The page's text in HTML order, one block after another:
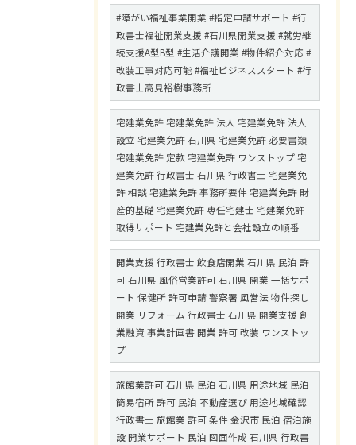
#障がい福祉事業開業 #指定申請サポート #行
政書士福祉開業支援 #石川県開業支援 #就労継
続支援A型B型 #生活介護開業 #物件紹介対応 #
改装工事対応可能 #福祉ビジネススタート #行
政書士高見裕樹事務所
宅建業免許 宅建業免許 法人 宅建業免許 法人
設立 宅建業免許 石川県 宅建業免許 必要書類
宅建業免許 定款 宅建業免許 ワンストップ 宅
建業免許 行政書士 石川県 行政書士 宅建業免
許 相談 宅建業免許 事務所要件 宅建業免許 財
産的基礎 宅建業免許 専任宅建士 宅建業免許
取得サポート 宅建業免許と会社設立の順番
開業支援 行政書士 飲食店開業 石川県 民泊 許
可 石川県 風俗営業許可 石川県 開業 一括サポ
ート 保健所 許可申請 警察署 風営法 物件探し
開業 リフォーム 行政書士 石川県 開業支援 創
業融資 事業計画書 開業 許可 改装 ワンストッ
プ
旅館業許可 石川県 民泊 石川県 用途地域 民泊
簡易宿所 許可 民泊 不動産選び 用途地域確認
行政書士 旅館業 許可 条件 金沢市 民泊 宿泊施
設 開業サポート 民泊 図面作成 石川県 行政書